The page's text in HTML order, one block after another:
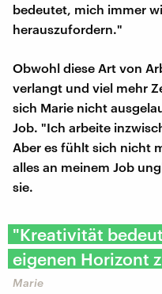
bedeutet, mich immer
herauszufordern."
Obwohl diese Art von
verlangt und viel mehr
sich Marie nicht
Job. "Ich arbeite
Aber es fühlt sich nicht
alles an meinem Job
sie.
"Kreativität
eigenen Horizont
Marie